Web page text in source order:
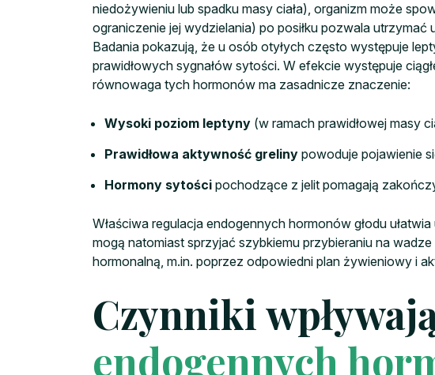
niedożywieniu lub spadku masy ciała), organizm może
ograniczenie jej wydzielania) po posiłku pozwala
Badania pokazują, że u osób otyłych często występuje
prawidłowych sygnałów sytości. W efekcie występuje
równowaga tych hormonów ma zasadnicze znaczenie:
Wysoki poziom leptyny (w ramach prawidłowej masy
Prawidłowa aktywność greliny powoduje pojawienie
Hormony sytości pochodzące z jelit pomagają
Właściwa regulacja endogennych hormonów głodu
mogą natomiast sprzyjać szybkiemu przybieraniu na
hormonalną, m.in. poprzez odpowiedni plan żywieniowy i
Czynniki
endogennych